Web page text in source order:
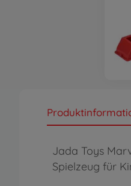
Jada Toys
Spielzeug für